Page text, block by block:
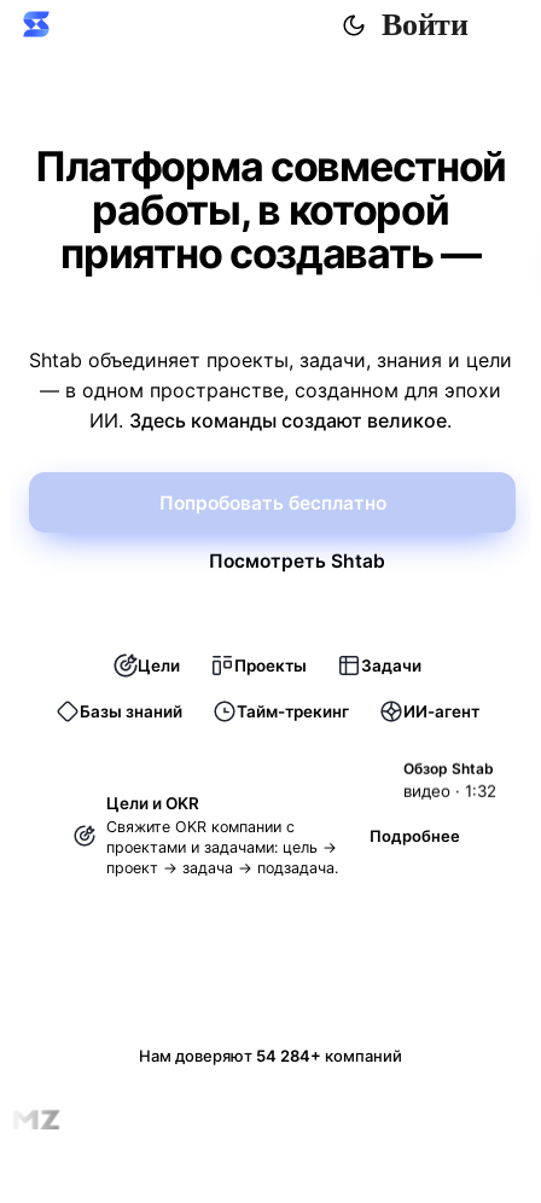
Войти
Платформа совместной
работы, в которой
приятносоздавать—
Shtab объединяет проекты, задачи, знания и цели
— в одном пространстве, созданном для эпохи
ИИ. Здесь команды создают великое.
Попробовать бесплатно
Посмотреть Shtab
Цели Проекты Задачи
Базы знаний Тайм-трекинг ИИ-агент
Цели и OKR
Свяжите OKR компании с
проектами и задачами: цель →
проект → задача → подзадача.
Подробнее
Обзор Shtab
видео · 1:32
Нам доверяют 54 284+ компаний